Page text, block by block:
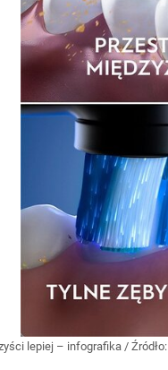
lepiej – infografika / Źródło: